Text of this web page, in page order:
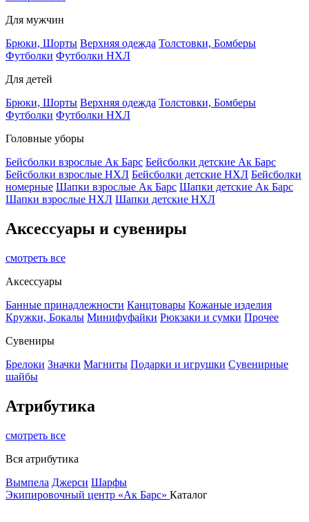
Для мужчин
Брюки, Шорты Верхняя одежда Толстовки, Бомберы
Футболки Футболки НХЛ
Для детей
Брюки, Шорты Верхняя одежда Толстовки, Бомберы
Футболки Футболки НХЛ
Головные уборы
Бейсболки взрослые Ак Барс Бейсболки детские Ак Барс
Бейсболки взрослые НХЛ Бейсболки детские НХЛ Бейсболки
номерные Шапки взрослые Ак Барс Шапки детские Ак Барс
Шапки взрослые НХЛ Шапки детские НХЛ
Аксессуары и сувениры
смотреть все
Аксессуары
Банные принадлежности Канцтовары Кожаные изделия
Кружки, Бокалы Минифуфайки Рюкзаки и сумки Прочее
Сувениры
Брелоки Значки Магниты Подарки и игрушки Сувенирные
шайбы
Атрибутика
смотреть все
Вся атрибутика
Вымпела Джерси Шарфы
Экипировочный центр «Ак Барс» Каталог